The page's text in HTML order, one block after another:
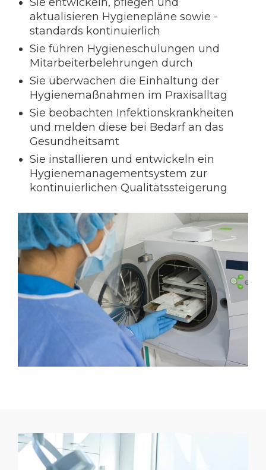
aktualisieren Hygienepläne sowie -
standards kontinuierlich
Sie führen Hygieneschulungen und
Mitarbeiterbelehrungen durch
Sie überwachen die Einhaltung der
Hygienemaßnahmen im Praxisalltag
Sie beobachten Infektionskrankheiten
und melden diese bei Bedarf an das
Gesundheitsamt
Sie installieren und entwickeln ein
Hygienemanagementsystem zur
kontinuierlichen Qualitätssteigerung